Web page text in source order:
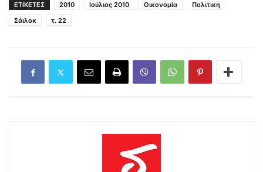
ΕΤΙΚΕΤΕΣ 2010 Ιούλιος 2010 Οικονομία
Πολιτικη
Σάιλοκ
τ. 22